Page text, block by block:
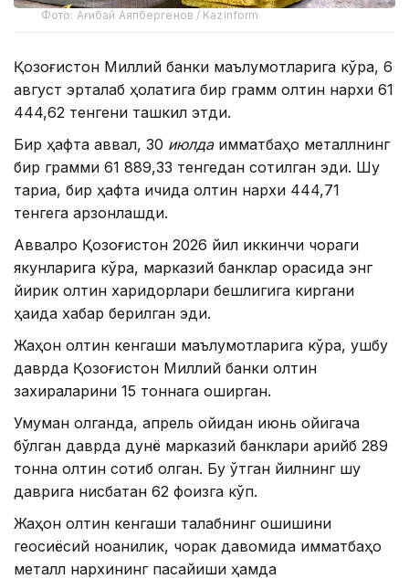
Фото: Ағибай Аяпбергенов / Kazinform
Қозоғистон Миллий банки маълумотларига кўра, 6
август эрталаб ҳолатига бир грамм олтин нархи 61
444,62 тенгени ташкил этди.
Бир ҳафта аввал, 30 июлдақимматбаҳо металлнинг
бир грамми 61 889,33 тенгедан сотилган эди. Шу
тариқа, бир ҳафта ичида олтин нархи 444,71
тенгега арзонлашди.
Аввалроқ Қозоғистон 2026 йил иккинчи чораги
якунларига кўра, марказий банклар орасида энг
йирик олтин харидорлари бешлигига киргани
ҳақида хабар берилган эди.
Жаҳон олтин кенгаши маълумотларига кўра, ушбу
даврда Қозоғистон Миллий банки олтин
захираларини 15 тоннага оширган.
Умуман олганда, апрель ойидан июнь ойигача
бўлган даврда дунё марказий банклари қарийб 289
тонна олтин сотиб олган. Бу ўтган йилнинг шу
даврига нисбатан 62 фоизга кўп.
Жаҳон олтин кенгаши талабнинг ошишини
геосиёсий ноаниқлик, чорак давомида қимматбаҳо
металл нархининг пасайиши ҳамда